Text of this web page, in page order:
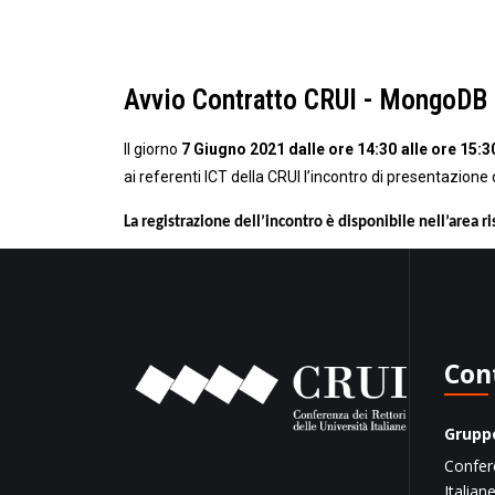
Avvio Contratto CRUI -
Il giorno 7 Giugno 2021 dalle ore 14:30 alle ore
ai referenti ICT della CRUI l’incontro di
La registrazione dell’incontro è disponibile nell’area